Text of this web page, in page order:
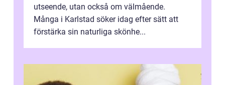
utseende, utan också om välmående.
Många i Karlstad söker idag efter sätt att
förstärka sin naturliga skönhe...